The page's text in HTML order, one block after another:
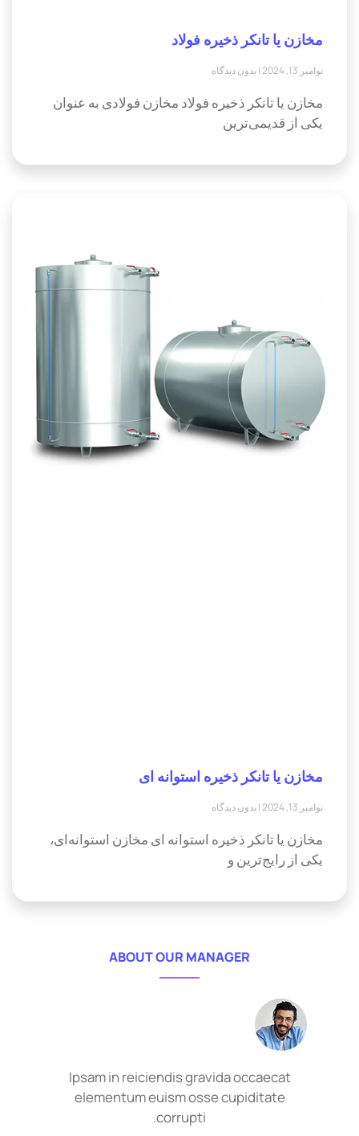
مخازن یا تانکر ذخیره فولاد
نوامبر 13, 2024 بدون دیدگاه
مخازن یا تانکر ذخیره فولاد مخازن فولادی به عنوان
یکی از قدیمی‌ترین
مخازن یا تانکر ذخیره استوانه ای
نوامبر 13, 2024 بدون دیدگاه
مخازن یا تانکر ذخیره استوانه ای مخازن استوانه‌ای،
یکی از رایج‌ترین و
ABOUT OUR MANAGER
Ipsam in reiciendis gravida occaecat
elementum euism osse cupiditate
corrupti.